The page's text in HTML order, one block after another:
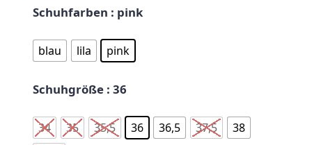
Schuhfarben : pink
blau lila pink
Schuhgröße : 36
34 35 35,5 36 36,5 37,5
38